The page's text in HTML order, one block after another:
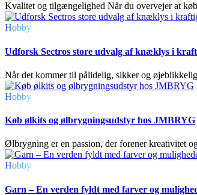
Kvalitet og tilgængelighed Når du overvejer at
Hobby
Udforsk Sectros store udvalg af knæklys i
Når det kommer til pålidelig, sikker og
Hobby
Køb ølkits og ølbrygningsudstyr hos JMBRYG
Ølbrygning er en passion, der forener kreativitet
Hobby
Garn – En verden fyldt med farver og